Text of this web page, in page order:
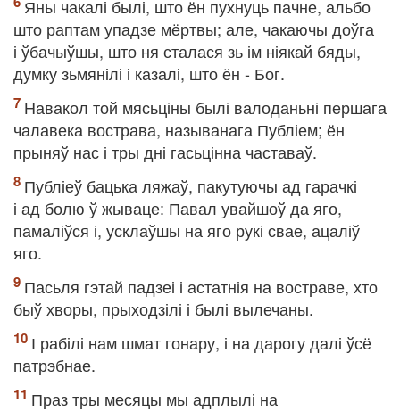
Яны чакалі былі, што ён пухнуць пачне, альбо
што раптам упадзе мёртвы; але, чакаючы доўга
і ўбачыўшы, што ня сталася зь ім ніякай бяды,
думку зьмянілі і казалі, што ён - Бог.
Навакол той мясьціны былі валоданьні першага
чалавека вострава, называнага Публіем; ён
прыняў нас і тры дні гасьцінна частаваў.
Публіеў бацька ляжаў, пакутуючы ад гарачкі
і ад болю ў жываце: Павал увайшоў да яго,
памаліўся і, усклаўшы на яго рукі свае, ацаліў
яго.
Пасьля гэтай падзеі і астатнія на востраве, хто
быў хворы, прыходзілі і былі вылечаны.
І рабілі нам шмат гонару, і на дарогу далі ўсё
патрэбнае.
Праз тры месяцы мы адплылі на